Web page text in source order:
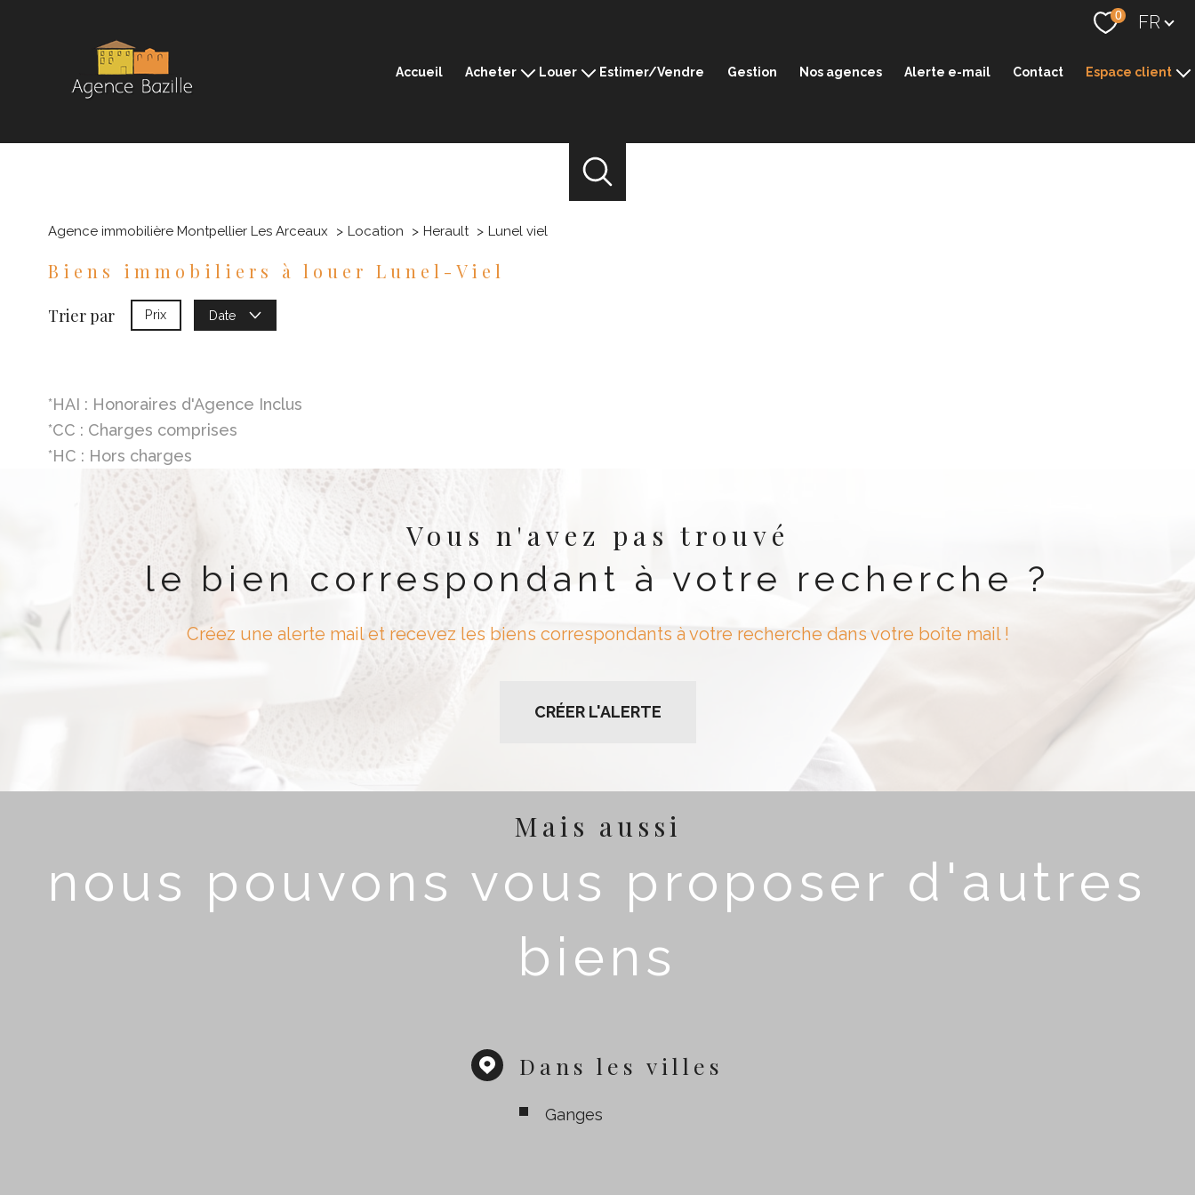
0 Langue
FR
Accueil Acheter Louer
Sommières
Estimer/Vendre Gestion Nos agences Alerte e-mail Contact Espace client
Agence immobilière Montpellier Les Arceaux Location Herault Lunel viel
Biens immobiliers à louer Lunel-Viel
Trier par Prix Date
*HAI : Honoraires d'Agence Inclus
*CC : Charges comprises
*HC : Hors charges
Vous n'avez pas trouvé
le bien correspondant à votre recherche ?
Créez une alerte mail et recevez les biens correspondants à votre recherche dans votre boîte mail !
CRÉER L'ALERTE
Mais aussi
nous pouvons vous proposer d'autres
biens
Dans les villes
Ganges